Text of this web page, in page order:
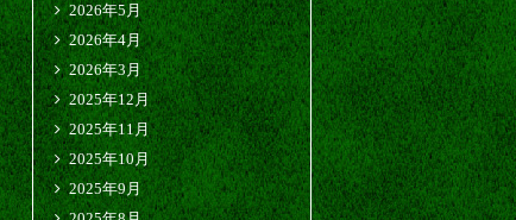
2026年5月
2026年4月
2026年3月
2025年12月
2025年11月
2025年10月
2025年9月